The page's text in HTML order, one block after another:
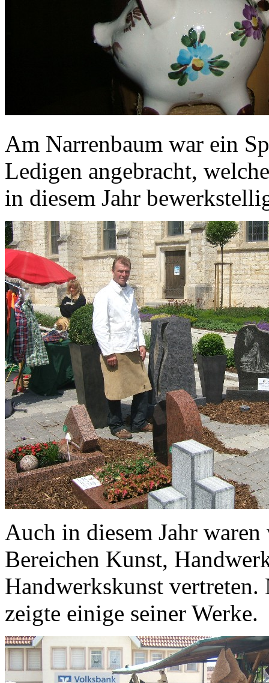
Am Narrenbaum war ein
Ledigen angebracht,
in diesem Jahr
Auch in diesem Jahr
Bereichen Kunst,
Handwerkskunst
zeigte einige seiner Werke.